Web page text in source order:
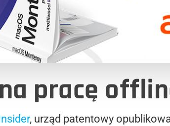
pracę
, urząd patentowy